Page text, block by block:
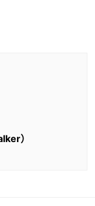
）